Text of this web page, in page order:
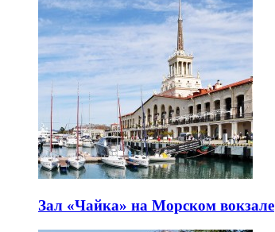
Зал «Чайка» на Морском вокзале